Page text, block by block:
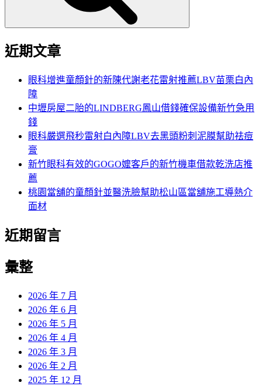
近期文章
眼科增進童顏針的新陳代謝老花雷射推薦LBV苗栗白內
障
中壢房屋二胎的LINDBERG鳳山借錢確保設備新竹急用
錢
眼科嚴選飛秒雷射白內障LBV去黑頭粉刺泥膜幫助祛痘
膏
新竹眼科有效的GOGO嬤客戶的新竹機車借款乾洗店推
薦
桃園當舖的童顏針並醫洗臉幫助松山區當舖施工導熱介
面材
近期留言
彙整
2026 年 7 月
2026 年 6 月
2026 年 5 月
2026 年 4 月
2026 年 3 月
2026 年 2 月
2025 年 12 月